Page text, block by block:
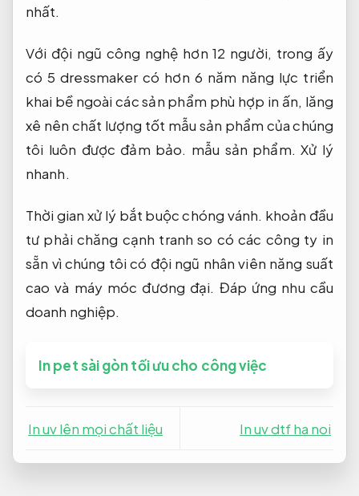
nhất.
Với đội ngũ công nghệ hơn 12 người, trong ấy
có 5 dressmaker có hơn 6 năm năng lực triển
khai bề ngoài các sản phẩm phù hợp in ấn, lăng
xê nên chất lượng tốt mẫu sản phẩm của chúng
tôi luôn được đảm bảo. mẫu sản phẩm.Xử lý
nhanh.
Thời gian xử lý bắt buộc chóng vánh. khoản đầu
tư phải chăng cạnh tranh so có các công ty in
sẵn vì chúng tôi có đội ngũ nhân viên năng suất
cao và máy móc đương đại. Đáp ứng nhu cầu
doanh nghiệp.
In pet sài gòn tối ưu cho công việc
In uv lên mọi chất liệu In uv dtf ha noi